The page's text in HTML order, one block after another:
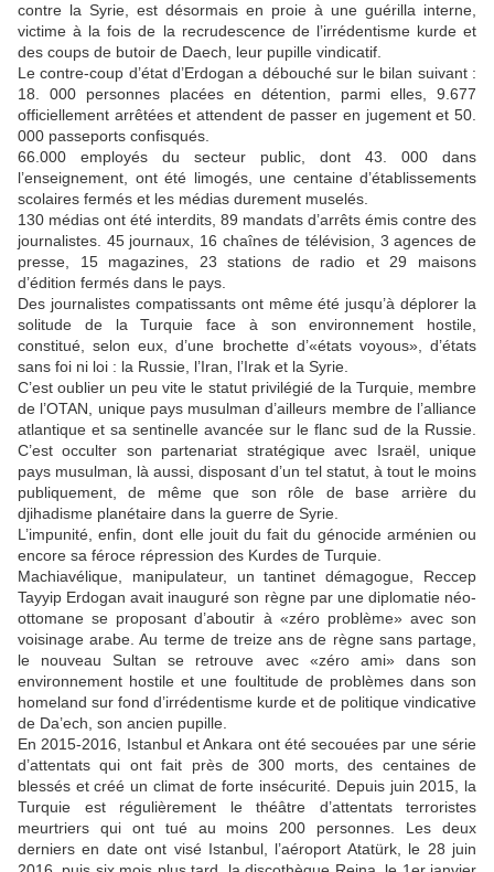
contre la Syrie, est désormais en proie à une guérilla interne,
victime à la fois de la recrudescence de l’irrédentisme kurde et
des coups de butoir de Daech, leur pupille vindicatif.
Le contre-coup d’état d’Erdogan a débouché sur le bilan suivant :
18. 000 personnes placées en détention, parmi elles, 9.677
officiellement arrêtées et attendent de passer en jugement et 50.
000 passeports confisqués.
66.000 employés du secteur public, dont 43. 000 dans
l’enseignement, ont été limogés, une centaine d’établissements
scolaires fermés et les médias durement muselés.
130 médias ont été interdits, 89 mandats d’arrêts émis contre des
journalistes. 45 journaux, 16 chaînes de télévision, 3 agences de
presse, 15 magazines, 23 stations de radio et 29 maisons
d’édition fermés dans le pays.
Des journalistes compatissants ont même été jusqu’à déplorer la
solitude de la Turquie face à son environnement hostile,
constitué, selon eux, d’une brochette d’«états voyous», d’états
sans foi ni loi : la Russie, l’Iran, l’Irak et la Syrie.
C’est oublier un peu vite le statut privilégié de la Turquie, membre
de l’OTAN, unique pays musulman d’ailleurs membre de l’alliance
atlantique et sa sentinelle avancée sur le flanc sud de la Russie.
C’est occulter son partenariat stratégique avec Israël, unique
pays musulman, là aussi, disposant d’un tel statut, à tout le moins
publiquement, de même que son rôle de base arrière du
djihadisme planétaire dans la guerre de Syrie.
L’impunité, enfin, dont elle jouit du fait du génocide arménien ou
encore sa féroce répression des Kurdes de Turquie.
Machiavélique, manipulateur, un tantinet démagogue, Reccep
Tayyip Erdogan avait inauguré son règne par une diplomatie néo-
ottomane se proposant d’aboutir à «zéro problème» avec son
voisinage arabe. Au terme de treize ans de règne sans partage,
le nouveau Sultan se retrouve avec «zéro ami» dans son
environnement hostile et une foultitude de problèmes dans son
homeland sur fond d’irrédentisme kurde et de politique vindicative
de Da’ech, son ancien pupille.
En 2015-2016, Istanbul et Ankara ont été secouées par une série
d’attentats qui ont fait près de 300 morts, des centaines de
blessés et créé un climat de forte insécurité. Depuis juin 2015, la
Turquie est régulièrement le théâtre d’attentats terroristes
meurtriers qui ont tué au moins 200 personnes. Les deux
derniers en date ont visé Istanbul, l’aéroport Atatürk, le 28 juin